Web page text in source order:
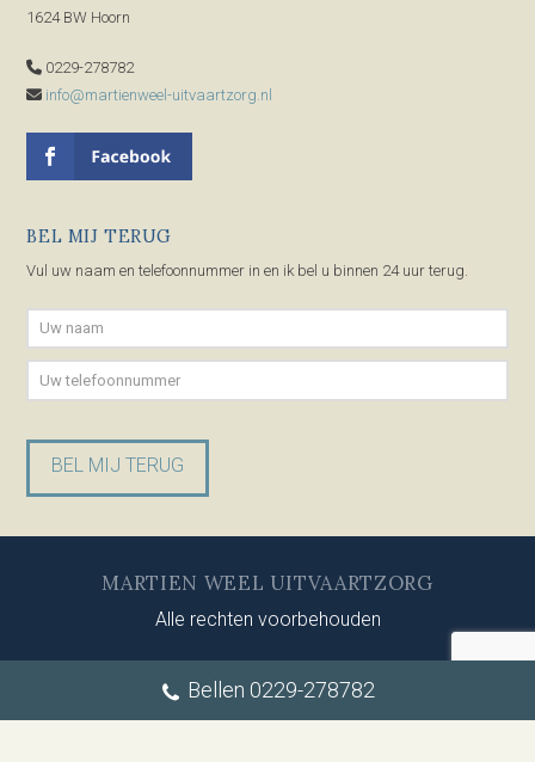
1624 BW Hoorn
0229-278782
info@martienweel-uitvaartzorg.nl
BEL MIJ TERUG
Vul uw naam en telefoonnummer in en ik bel u binnen 24 uur terug.
MARTIEN WEEL UITVAARTZORG
Alle rechten voorbehouden
Bellen 0229-278782